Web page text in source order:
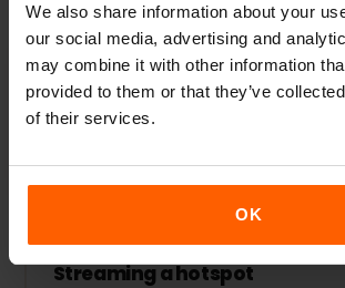
We also share information about your
our social media, advertising and
may combine it with other information
provided to them or that they’ve
of their services.
OK
Každodenní uživatel
Navíc sociální sítě, streamování
fotek.
DOPORUČENO
Streaming a hotspot